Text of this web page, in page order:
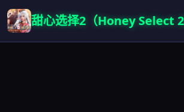
甜心选择2（Honey Select 2